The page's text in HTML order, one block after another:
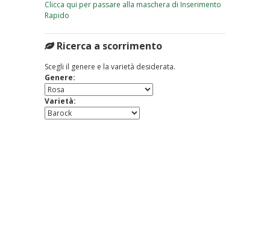
Clicca qui per passare alla maschera di Inserimento
Rapido
Ricerca a scorrimento
Scegli il genere e la varietà desiderata.
Genere:
Varietà: